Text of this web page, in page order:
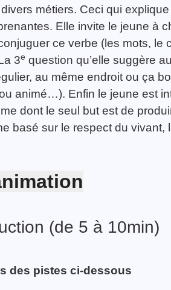
métiers. Ceci qui
Elle invite le jeune à
ce verbe (les mots, le
3e question qu’elle suggère
au même endroit ou ça
ou animé…). Enfin le jeune est
dont le seul but est de
basé sur le respect du vivant,
(de 5 à 10min)
des pistes ci-dessous